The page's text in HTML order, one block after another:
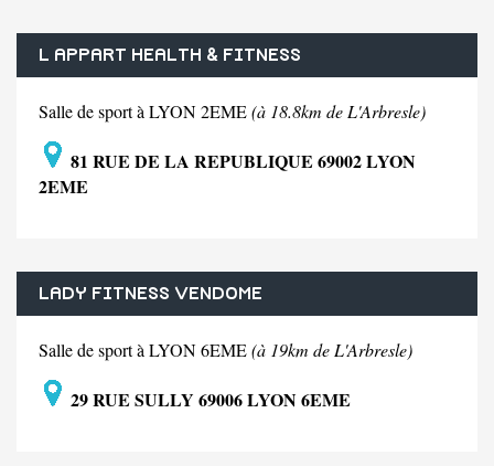
L APPART HEALTH & FITNESS
Salle de sport à LYON 2EME(à 18.8km de L'Arbresle)
81 RUE DE LA REPUBLIQUE 69002 LYON
2EME
LADY FITNESS VENDOME
Salle de sport à LYON 6EME(à 19km de L'Arbresle)
29 RUE SULLY 69006 LYON 6EME